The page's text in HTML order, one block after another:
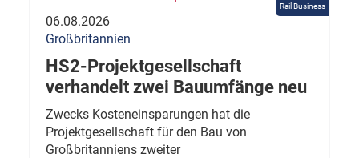
Rail Business
06.08.2026
Großbritannien
HS2-Projektgesellschaft
verhandelt zwei Bauumfänge neu
Zwecks Kosteneinsparungen hat die
Projektgesellschaft für den Bau von
Großbritanniens zweiter